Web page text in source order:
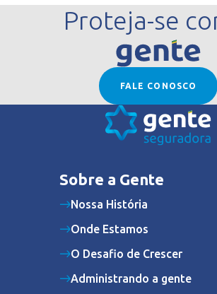
Proteja-se
FALE CONOSCO
Sobre a Gente
Nossa História
Onde Estamos
O Desafio de Crescer
Administrando a gente